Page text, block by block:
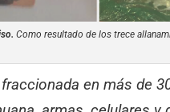
Como resultado de los trece
en más de